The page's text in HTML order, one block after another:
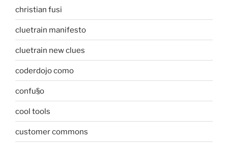
christian fusi
cluetrain manifesto
cluetrain new clues
coderdojo como
confu§o
cool tools
customer commons